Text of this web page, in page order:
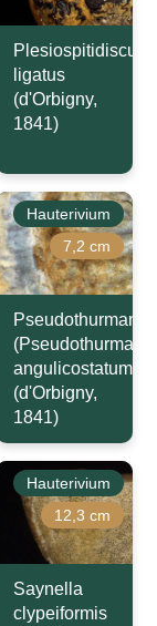
Plesiospitidiscus
ligatus
(d'Orbigny,
1841)
Hauterivium
7,2 cm
angulicostatum
(d'Orbigny,
1841)
Hauterivium
12,3 cm
Saynella
clypeiformis